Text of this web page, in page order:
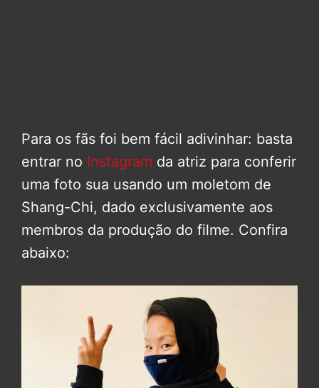
Para os fãs foi bem fácil adivinhar: basta
entrar no Instagram da atriz para conferir
uma foto sua usando um moletom de
Shang-Chi, dado exclusivamente aos
membros da produção do filme. Confira
abaixo: